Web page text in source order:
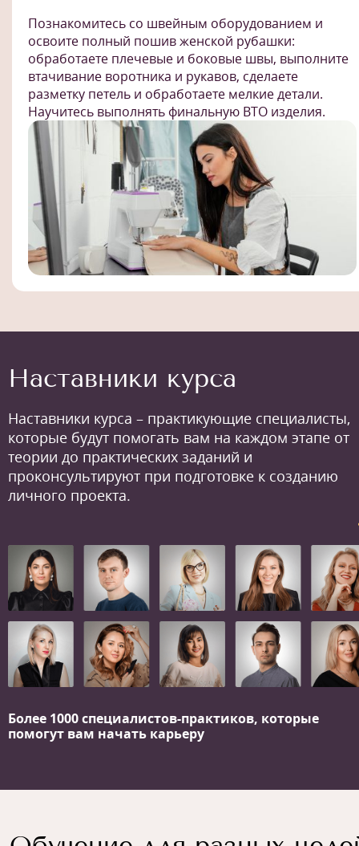
Познакомитесь со швейным оборудованием и
освоите полный пошив женской рубашки:
обработаете плечевые и боковые швы, выполните
втачивание воротника и рукавов, сделаете
разметку петель и обработаете мелкие детали.
Научитесь выполнять финальную ВТО изделия.
Наставники курса
Наставники курса – практикующие специалисты,
которые будут помогать вам на каждом этапе от
теории до практических заданий и
проконсультируют при подготовке к созданию
личного проекта.
Более 1000 специалистов-практиков, которые
помогут вам начать карьеру